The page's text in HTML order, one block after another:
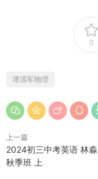
0
谭清军物理
上一篇
2024初三中考英语 林
秋季班 上